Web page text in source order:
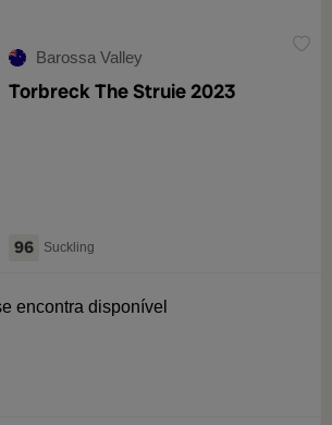
Barossa Valley
Torbreck The Struie 2023
96 Suckling
encontra disponível